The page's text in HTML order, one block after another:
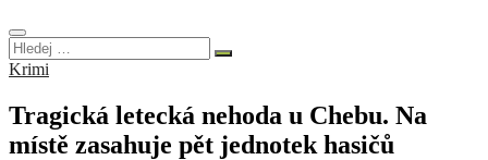
Hledej
…
Krimi
Tragická letecká nehoda u Chebu. Na
místě zasahuje pět jednotek hasičů